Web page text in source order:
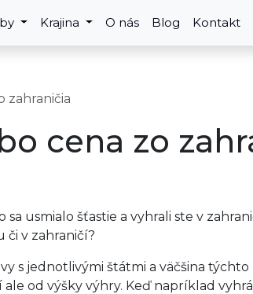
Krajina O nás Blog Kontakt
zahraničia
cena zo
usmialo šťastie a vyhrali ste v
či v zahraničí?
s jednotlivými štátmi a väčšina
ale od výšky výhry. Keď napríklad